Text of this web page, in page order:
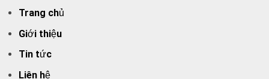
Trang chủ
Giới thiệu
Tin tức
Liên hệ